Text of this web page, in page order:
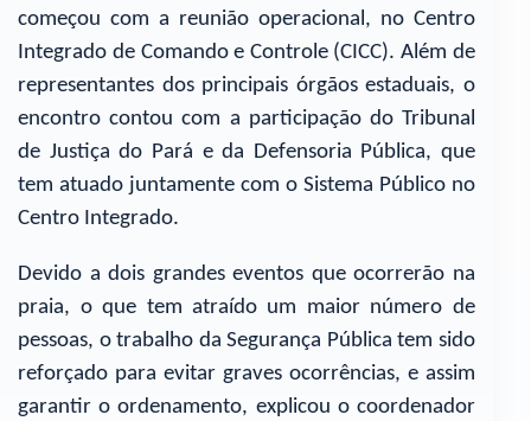
começou com a reunião operacional, no Centro
Integrado de Comando e Controle (CICC). Além de
representantes dos principais órgãos estaduais, o
encontro contou com a participação do Tribunal
de Justiça do Pará e da Defensoria Pública, que
tem atuado juntamente com o Sistema Público no
Centro Integrado.
Devido a dois grandes eventos que ocorrerão na
praia, o que tem atraído um maior número de
pessoas, o trabalho da Segurança Pública tem sido
reforçado para evitar graves ocorrências, e assim
garantir o ordenamento, explicou o coordenador